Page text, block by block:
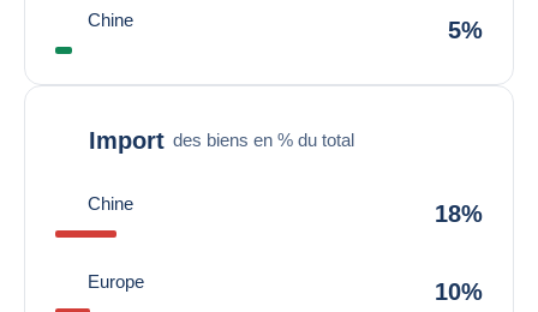
Chine 5%
Import des biens en % du total
Chine 18%
Europe 10%